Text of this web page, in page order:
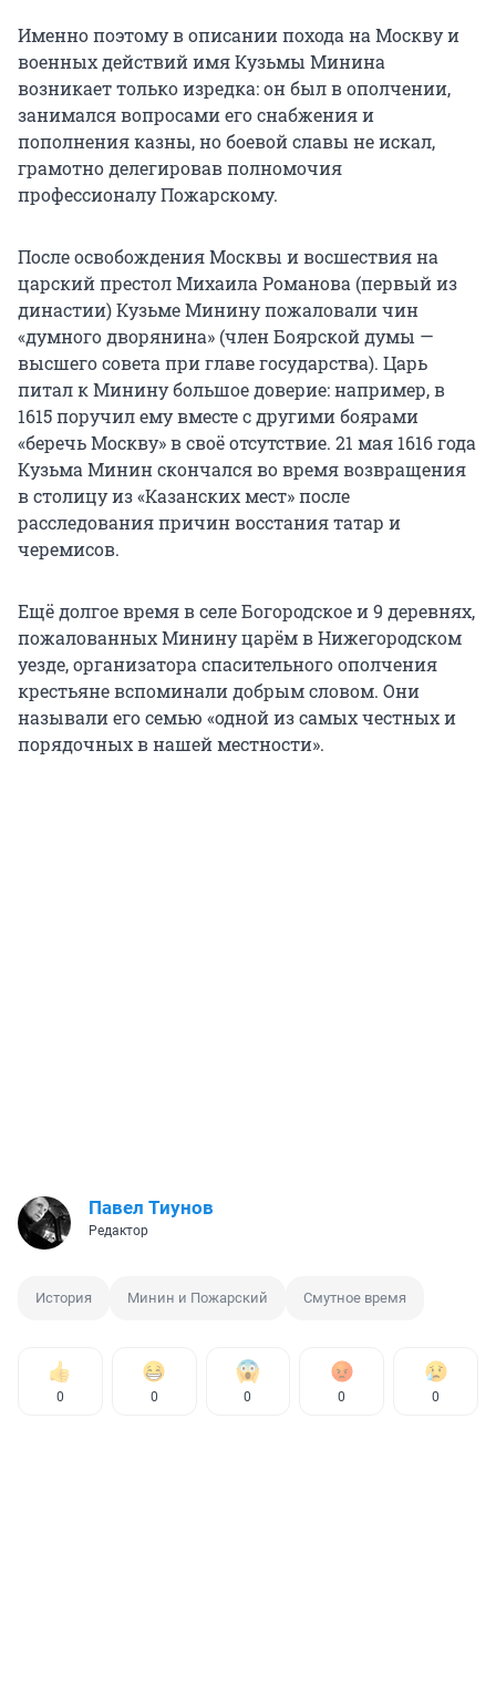
Именно поэтому в описании похода на Москву и
военных действий имя Кузьмы Минина
возникает только изредка: он был в ополчении,
занимался вопросами его снабжения и
пополнения казны, но боевой славы не искал,
грамотно делегировав полномочия
профессионалу Пожарскому.
После освобождения Москвы и восшествия на
царский престол Михаила Романова (первый из
династии) Кузьме Минину пожаловали чин
«думного дворянина» (член Боярской думы —
высшего совета при главе государства). Царь
питал к Минину большое доверие: например, в
1615 поручил ему вместе с другими боярами
«беречь Москву» в своё отсутствие. 21 мая 1616 года
Кузьма Минин скончался во время возвращения
в столицу из «Казанских мест» после
расследования причин восстания татар и
черемисов.
Ещё долгое время в селе Богородское и 9 деревнях,
пожалованных Минину царём в Нижегородском
уезде, организатора спасительного ополчения
крестьяне вспоминали добрым словом. Они
называли его семью «одной из самых честных и
порядочных в нашей местности».
Павел Тиунов
Редактор
История Минин и Пожарский Смутное время
0 0 0 0 0